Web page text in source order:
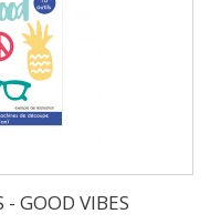
- GOOD VIBES